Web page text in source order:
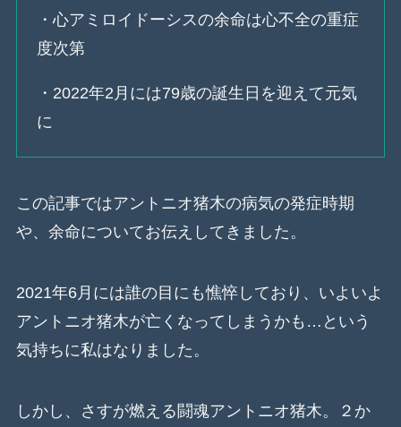
・心アミロイドーシスの余命は心不全の重症
度次第
・2022年2月には79歳の誕生日を迎えて元気
に
この記事ではアントニオ猪木の病気の発症時期
や、余命についてお伝えしてきました。
2021年6月には誰の目にも憔悴しており、いよいよ
アントニオ猪木が亡くなってしまうかも…という
気持ちに私はなりました。
しかし、さすが燃える闘魂アントニオ猪木。２か